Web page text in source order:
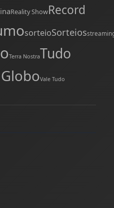
Reality ShowRecord
sorteioSorteios
Terra NostraTudo
Vale Tudo